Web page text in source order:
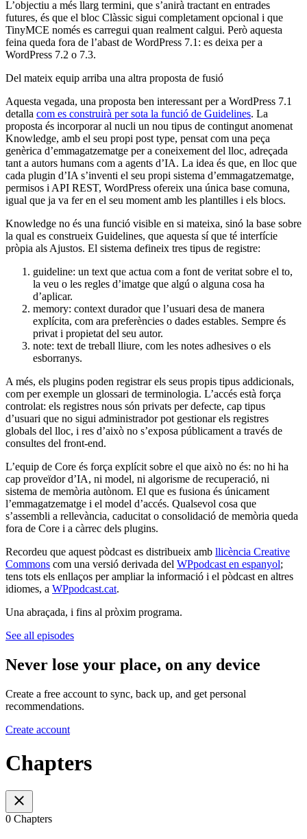
L’objectiu a més llarg termini, que s’anirà tractant en entrades
futures, és que el bloc Clàssic sigui completament opcional i que
TinyMCE només es carregui quan realment calgui. Però aquesta
feina queda fora de l’abast de WordPress 7.1: es deixa per a
WordPress 7.2 o 7.3.
Del mateix equip arriba una altra proposta de fusió
Aquesta vegada, una proposta ben interessant per a WordPress 7.1
detalla com es construirà per sota la funció de Guidelines. La
proposta és incorporar al nucli un nou tipus de contingut anomenat
Knowledge, amb el seu propi post type, pensat com una peça
genèrica d’emmagatzematge per a coneixement del lloc, adreçada
tant a autors humans com a agents d’IA. La idea és que, en lloc que
cada plugin d’IA s’inventi el seu propi sistema d’emmagatzematge,
permisos i API REST, WordPress ofereix una única base comuna,
igual que ja va fer en el seu moment amb les plantilles i els blocs.
Knowledge no és una funció visible en si mateixa, sinó la base sobre
la qual es construeix Guidelines, que aquesta sí que té interfície
pròpia als Ajustos. El sistema defineix tres tipus de registre:
guideline: un text que actua com a font de veritat sobre el to,
la veu o les regles d’imatge que algú o alguna cosa ha
d’aplicar.
memory: context durador que l’usuari desa de manera
explícita, com ara preferències o dades estables. Sempre és
privat i propietat del seu autor.
note: text de treball lliure, com les notes adhesives o els
esborranys.
A més, els plugins poden registrar els seus propis tipus addicionals,
com per exemple un glossari de terminologia. L’accés està força
controlat: els registres nous són privats per defecte, cap tipus
d’usuari que no sigui administrador pot gestionar els registres
globals del lloc, i res d’això no s’exposa públicament a través de
consultes del front-end.
L’equip de Core és força explícit sobre el que això no és: no hi ha
cap proveïdor d’IA, ni model, ni algorisme de recuperació, ni
sistema de memòria autònom. El que es fusiona és únicament
l’emmagatzematge i el model d’accés. Qualsevol cosa que
s’assembli a rellevància, caducitat o consolidació de memòria queda
fora de Core i a càrrec dels plugins.
Recordeu que aquest pòdcast es distribueix amb llicència Creative
Commons com una versió derivada del WPpodcast en espanyol;
tens tots els enllaços per ampliar la informació i el pòdcast en altres
idiomes, a WPpodcast.cat.
Una abraçada, i fins al pròxim programa.
See all episodes
Never lose your place, on any device
Create a free account to sync, back up, and get personal
recommendations.
Create account
Chapters
0 Chapters